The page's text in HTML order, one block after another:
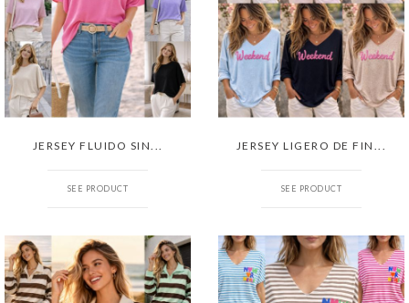
JERSEY FLUIDO SIN...
SEE PRODUCT
JERSEY LIGERO DE FIN...
SEE PRODUCT